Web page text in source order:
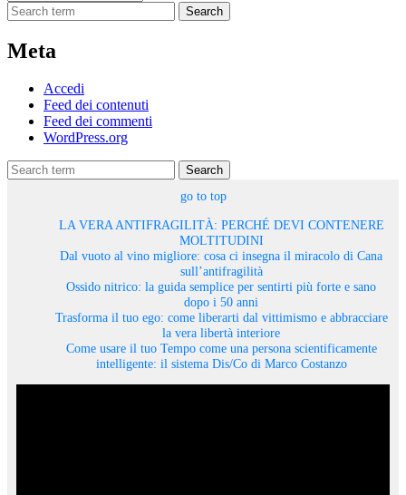
Search
Meta
Accedi
Feed dei contenuti
Feed dei commenti
WordPress.org
Search
go to top
LA VERA ANTIFRAGILITÀ: PERCHÉ DEVI CONTENERE
MOLTITUDINI
Dal vuoto al vino migliore: cosa ci insegna il miracolo di Cana
sull’antifragilità
Ossido nitrico: la guida semplice per sentirti più forte e sano
dopo i 50 anni
Trasforma il tuo ego: come liberarti dal vittimismo e abbracciare
la vera libertà interiore
Come usare il tuo Tempo come una persona scientificamente
intelligente: il sistema Dis/Co di Marco Costanzo